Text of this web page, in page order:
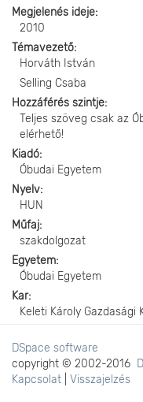
Megjelenés ideje
2010
Témavezető
Horváth István
Selling Csaba
Hozzáférés szintje
Teljes szöveg csak az
elérhető!
Kiadó
Óbudai Egyetem
Nyelv
HUN
Műfaj
szakdolgozat
Egyetem
Óbudai Egyetem
Kar
Keleti Károly Gazdasági
DSpace software
copyright © 2002-2016
Kapcsolat
Visszajelzés